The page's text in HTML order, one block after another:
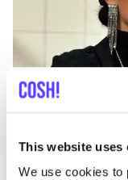
This website uses
We use cookies to